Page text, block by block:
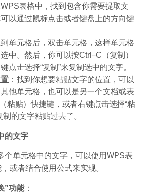
WPS表格中，找到包含你需要提取文
以通过鼠标点击或者键盘上的方向键
到单元格后，双击单元格，这样单元格
中。然后，你可以按Ctrl+C（复制）
点击选择“复制”来复制选中的文字。
：找到你想要粘贴文字的位置，可以
他单元格，也可以是另一个文档或表
粘贴）快捷键，或者右键点击选择“粘
制的文字粘贴过去了。
的文字
个单元格中的文字，可以使用WPS表
或者结合使用公式来实现。
”功能：